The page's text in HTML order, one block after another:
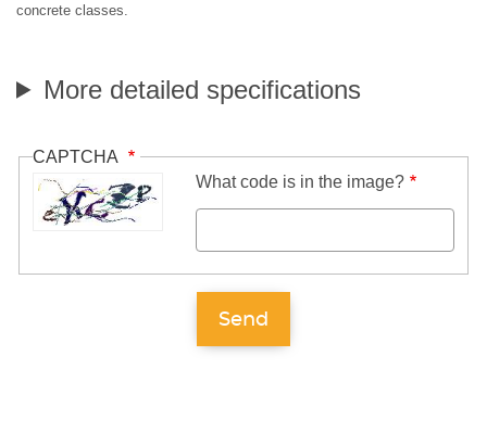
concrete classes.
More detailed specifications
CAPTCHA
What code is in the image?